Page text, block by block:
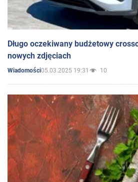
Długo oczekiwany budżetowy
nowych zdjęciach
Wiadomości05.03.2025 19:31 10